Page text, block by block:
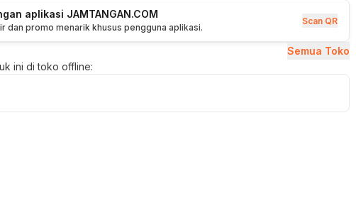
aplikasi JAMTANGAN.COM
dan promo menarik khusus pengguna aplikasi.
Scan QR
Semua Toko
ini di toko offline: